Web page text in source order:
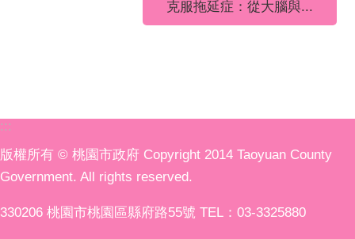
克服拖延症：從大腦與...
:::
版權所有 © 桃園市政府 Copyright 2014 Taoyuan County
Government. All rights reserved.
330206 桃園市桃園區縣府路55號 TEL：03-3325880